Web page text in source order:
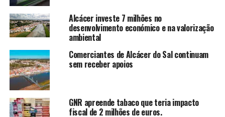
Alcácer investe 7 milhões no
desenvolvimento económico e na valorização
ambiental
Comerciantes de Alcácer do Sal continuam
sem receber apoios
GNR apreende tabaco que teria impacto
fiscal de 2 milhões de euros.